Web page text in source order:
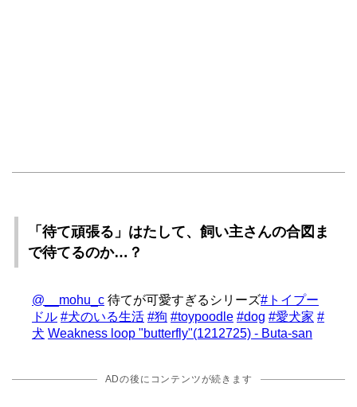
「待て頑張る」はたして、飼い主さんの合図ま
で待てるのか…？
@__mohu_c 待てが可愛すぎるシリーズ#トイプー
ドル #犬のいる生活 #狗 #toypoodle #dog #愛犬家 #
犬 Weakness loop "butterfly"(1212725) - Buta-san
ADの後にコンテンツが続きます